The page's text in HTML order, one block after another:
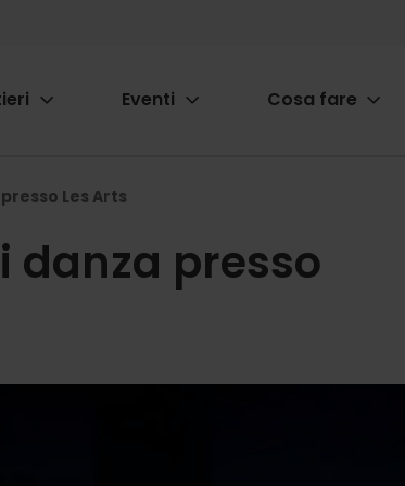
Eventi Cosa fare
Les Arts
danza presso